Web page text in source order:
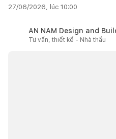
27/06/2026, lúc 10:00
AN NAM Design and
Tư vấn, thiết kế - Nhà thầu